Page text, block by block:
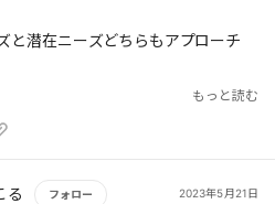
いかが重要。相手を理解した上で戦
実践していく。
値の把握と「できていること」と
グしていく。
と潜在ニーズどちらもアプローチ
の場合はSEOに取り組む。
と他社に問い合わせをしてしまう。
もっと読む
る フォロー 2023年5月21日